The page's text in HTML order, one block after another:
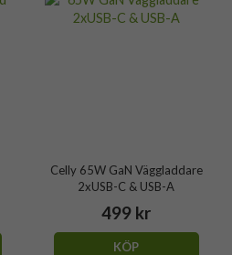
Celly 65W GaN Väggladdare
2xUSB-C & USB-A
499 kr
KÖP